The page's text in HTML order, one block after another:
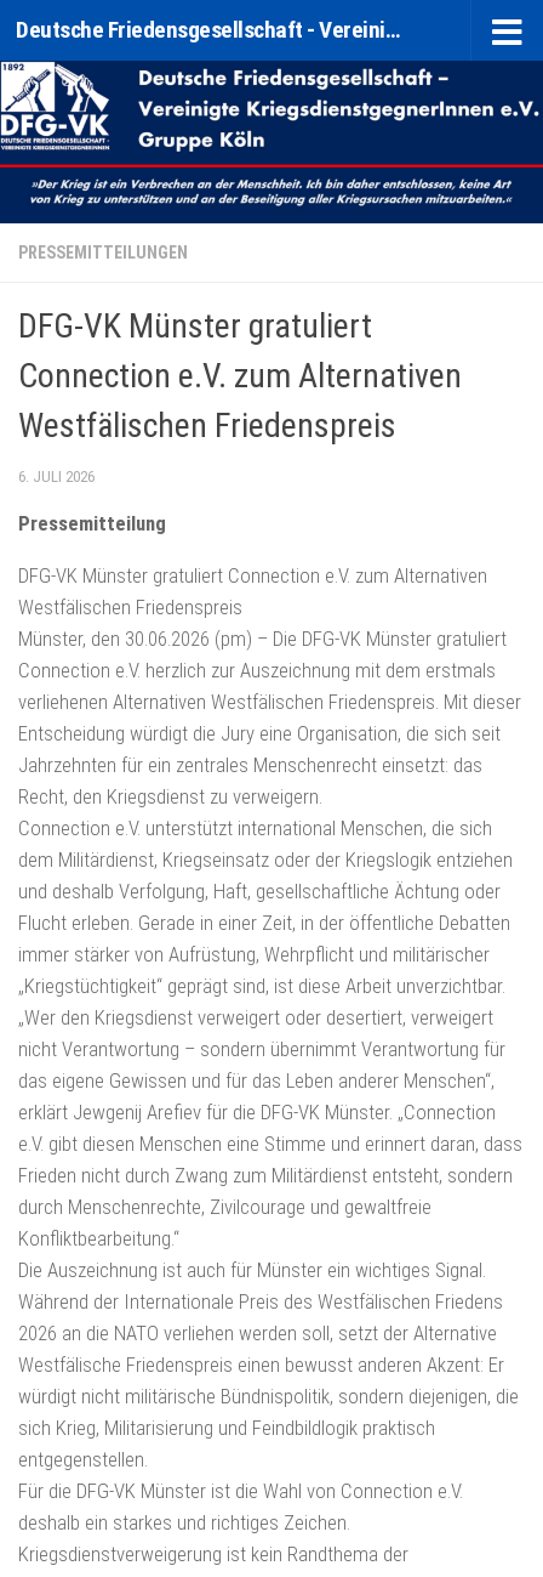
Zum Inhalt springen Deutsche Friedensgesellschaft - Vereinigte KriegsdienstgegnerInnen e. V. (DFG-VK) Gruppe Köln
PRESSEMITTEILUNGEN
DFG-VK Münster gratuliert
Connection e.V. zum Alternativen
Westfälischen Friedenspreis
6. JULI 2026
Pressemitteilung
DFG-VK Münster gratuliert Connection e.V. zum Alternativen
Westfälischen Friedenspreis
Münster, den 30.06.2026 (pm) – Die DFG-VK Münster gratuliert
Connection e.V. herzlich zur Auszeichnung mit dem erstmals
verliehenen Alternativen Westfälischen Friedenspreis. Mit dieser
Entscheidung würdigt die Jury eine Organisation, die sich seit
Jahrzehnten für ein zentrales Menschenrecht einsetzt: das
Recht, den Kriegsdienst zu verweigern.
Connection e.V. unterstützt international Menschen, die sich
dem Militärdienst, Kriegseinsatz oder der Kriegslogik entziehen
und deshalb Verfolgung, Haft, gesellschaftliche Ächtung oder
Flucht erleben. Gerade in einer Zeit, in der öffentliche Debatten
immer stärker von Aufrüstung, Wehrpflicht und militärischer
„Kriegstüchtigkeit“ geprägt sind, ist diese Arbeit unverzichtbar.
„Wer den Kriegsdienst verweigert oder desertiert, verweigert
nicht Verantwortung – sondern übernimmt Verantwortung für
das eigene Gewissen und für das Leben anderer Menschen“,
erklärt Jewgenij Arefiev für die DFG-VK Münster. „Connection
e.V. gibt diesen Menschen eine Stimme und erinnert daran, dass
Frieden nicht durch Zwang zum Militärdienst entsteht, sondern
durch Menschenrechte, Zivilcourage und gewaltfreie
Konfliktbearbeitung.“
Die Auszeichnung ist auch für Münster ein wichtiges Signal.
Während der Internationale Preis des Westfälischen Friedens
2026 an die NATO verliehen werden soll, setzt der Alternative
Westfälische Friedenspreis einen bewusst anderen Akzent: Er
würdigt nicht militärische Bündnispolitik, sondern diejenigen, die
sich Krieg, Militarisierung und Feindbildlogik praktisch
entgegenstellen.
Für die DFG-VK Münster ist die Wahl von Connection e.V.
deshalb ein starkes und richtiges Zeichen.
Kriegsdienstverweigerung ist kein Randthema der